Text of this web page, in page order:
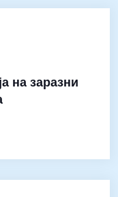
на заразни